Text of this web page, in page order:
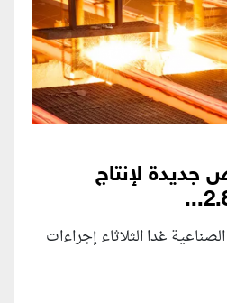
8 رخص جديدة لإنتاج
الصناعية غدا الثلاثاء إجراءات